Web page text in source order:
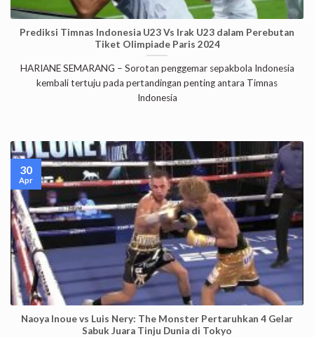
Prediksi Timnas Indonesia U23 Vs Irak U23 dalam Perebutan
Tiket Olimpiade Paris 2024
HARIANE SEMARANG – Sorotan penggemar sepakbola Indonesia
kembali tertuju pada pertandingan penting antara Timnas
Indonesia
Naoya Inoue vs Luis Nery: The Monster Pertaruhkan 4 Gelar
Sabuk Juara Tinju Dunia di Tokyo
30
Apr